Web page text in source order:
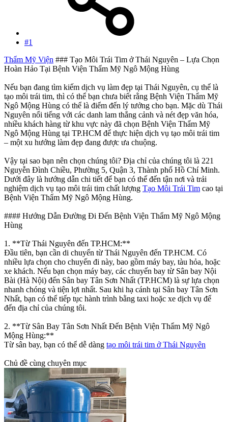
#1
Thẩm Mỹ Viện ### Tạo Môi Trái Tim ở Thái Nguyên – Lựa Chọn
Hoàn Hảo Tại Bệnh Viện Thẩm Mỹ Ngô Mộng Hùng
Nếu bạn đang tìm kiếm dịch vụ làm đẹp tại Thái Nguyên, cụ thể là
tạo môi trái tim, thì có thể bạn chưa biết rằng Bệnh Viện Thẩm Mỹ
Ngô Mộng Hùng có thể là điểm đến lý tưởng cho bạn. Mặc dù Thái
Nguyên nổi tiếng với các danh lam thắng cảnh và nét đẹp văn hóa,
nhiều khách hàng từ khu vực này đã chọn Bệnh Viện Thẩm Mỹ
Ngô Mộng Hùng tại TP.HCM để thực hiện dịch vụ tạo môi trái tim
– một xu hướng làm đẹp đang được ưa chuộng.
Vậy tại sao bạn nên chọn chúng tôi? Địa chỉ của chúng tôi là 221
Nguyễn Đình Chiều, Phường 5, Quận 3, Thành phố Hồ Chí Minh.
Dưới đây là hướng dẫn chi tiết để bạn có thể đến tận nơi và trải
nghiệm dịch vụ tạo môi trái tim chất lượng Tạo Môi Trái Tim cao tại
Bệnh Viện Thẩm Mỹ Ngô Mộng Hùng.
#### Hướng Dẫn Đường Đi Đến Bệnh Viện Thẩm Mỹ Ngô Mộng
Hùng
1. **Từ Thái Nguyên đến TP.HCM:**
Đầu tiên, bạn cần di chuyển từ Thái Nguyên đến TP.HCM. Có
nhiều lựa chọn cho chuyến đi này, bao gồm máy bay, tàu hỏa, hoặc
xe khách. Nếu bạn chọn máy bay, các chuyến bay từ Sân bay Nội
Bài (Hà Nội) đến Sân bay Tân Sơn Nhất (TP.HCM) là sự lựa chọn
nhanh chóng và tiện lợi nhất. Sau khi hạ cánh tại Sân bay Tân Sơn
Nhất, bạn có thể tiếp tục hành trình bằng taxi hoặc xe dịch vụ để
đến địa chỉ của chúng tôi.
2. **Từ Sân Bay Tân Sơn Nhất Đến Bệnh Viện Thẩm Mỹ Ngô
Mộng Hùng:**
Từ sân bay, bạn có thể dễ dàng tạo môi trái tim ở Thái Nguyên
Chủ đề cùng chuyên mục